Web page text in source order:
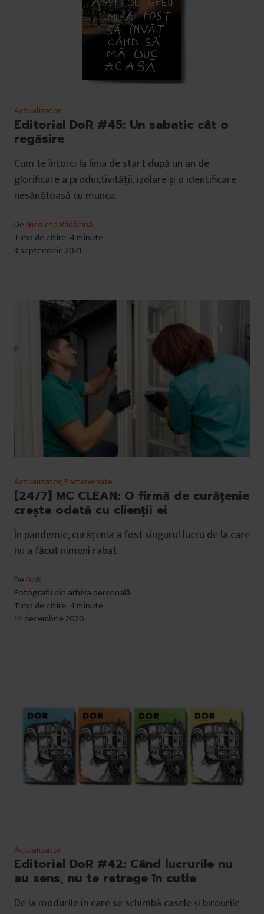
Actualizator
Editorial DoR #45: Un sabatic cât o
regăsire
Cum te întorci la linia de start după un an de
glorificare a productivității, izolare și o identificare
nesănătoasă cu munca.
De Nicoleta Rădăcină
Timp de citire: 4 minute
3 septembrie 2021
Actualizator,Parteneriate
[24/7] MC CLEAN: O firmă de curățenie
crește odată cu clienții ei
În pandemie, curățenia a fost singurul lucru de la care
nu a făcut nimeni rabat.
De DoR
Fotografii din arhiva personală
Timp de citire: 4 minute
14 decembrie 2020
Actualizator
Editorial DoR #42: Când lucrurile nu
au sens, nu te retrage în cutie
De la modurile în care se schimbă casele și birourile